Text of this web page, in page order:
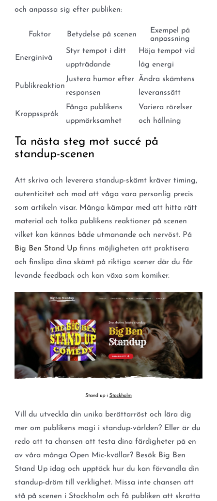
och anpassa sig efter publiken:
Faktor Betydelse på scenen
Exempel på
anpassning
Energinivå
Styr tempot i ditt
uppträdande
Höja tempot vid
låg energi
Publikreaktion
Justera humor efter
responsen
Ändra skämtens
leveranssätt
Kroppsspråk
Fånga publikens
uppmärksamhet
Variera rörelser
och hållning
Ta nästa steg mot succé på
standup-scenen
Att skriva och leverera standup-skämt kräver timing,
autenticitet och mod att våga vara personlig precis
som artikeln visar. Många kämpar med att hitta rätt
material och tolka publikens reaktioner på scenen
vilket kan kännas både utmanande och nervöst. På
Big Ben Stand Upfinns möjligheten att praktisera
och finslipa dina skämt på riktiga scener där du får
levande feedback och kan växa som komiker.
Vill du utveckla din unika berättarröst och lära dig
mer om publikens magi i standup-världen? Eller är du
redo att ta chansen att testa dina färdigheter på en
av våra många Open Mic-kvällar? Besök Big Ben
Stand Up idag och upptäck hur du kan förvandla din
standup-dröm till verklighet. Missa inte chansen att
stå på scenen i Stockholm och få publiken att skratta